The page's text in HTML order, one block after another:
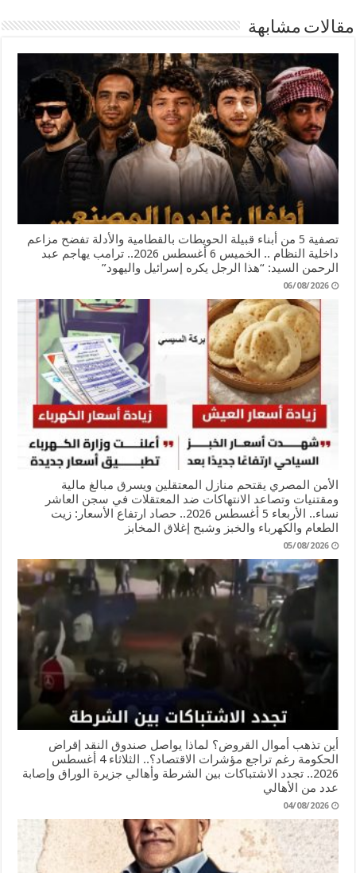
مقالات مشابهة
تصفية 5 من أبناء قبيلة الحويطات بالقطامية والأدلة تفضح مزاعم
داخلية النظام .. الخميس 6 أغسطس 2026.. ترامب يهاجم عبد
الرحمن السيد: “هذا الرجل يكره إسرائيل واليهود”
06/08/2026
الأمن المصري يقتحم منازل المعتقلين ويسرق مبالغ مالية
ومقتنيات وتصاعد الانتهاكات ضد المعتقلات في سجن العاشر
نساء.. الأربعاء 5 أغسطس 2026.. حصاد ارتفاع الأسعار: زيت
الطعام والكهرباء والخبز وشبح إغلاق المخابز
05/08/2026
أين تذهب أموال القروض؟ لماذا يواصل صندوق النقد إقراض
الحكومة رغم تراجع مؤشرات الاقتصاد؟.. الثلاثاء 4 أغسطس
2026.. تجدد الاشتباكات بين الشرطة وأهالي جزيرة الوراق وإصابة
عدد من الأهالي
04/08/2026